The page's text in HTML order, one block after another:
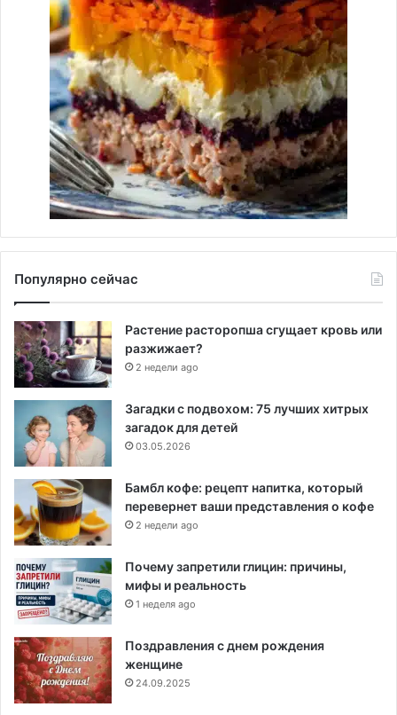
Популярно сейчас
Растение расторопша сгущает кровь или
разжижает?
2 недели ago
Загадки с подвохом: 75 лучших хитрых
загадок для детей
03.05.2026
Бамбл кофе: рецепт напитка, который
перевернет ваши представления о кофе
2 недели ago
Почему запретили глицин: причины,
мифы и реальность
1 неделя ago
Поздравления с днем рождения
женщине
24.09.2025